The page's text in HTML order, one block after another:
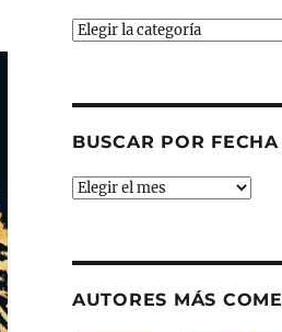
Buscar
BUSCAR POR FECHA
Buscar
AUTORES MÁS